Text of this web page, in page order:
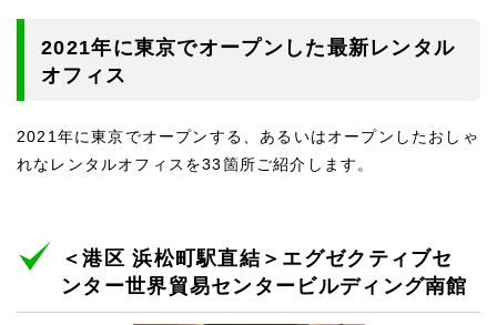
2021年に東京でオープンした最新レンタル
オフィス
2021年に東京でオープンする、あるいはオープンしたおしゃ
れなレンタルオフィスを33箇所ご紹介します。
＜港区 浜松町駅直結＞エグゼクティブセ
ンター世界貿易センタービルディング南館